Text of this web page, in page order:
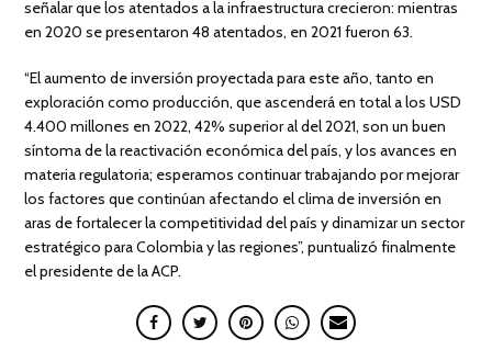
señalar que los atentados a la infraestructura crecieron: mientras
en 2020 se presentaron 48 atentados, en 2021 fueron 63.
“El aumento de inversión proyectada para este año, tanto en
exploración como producción, que ascenderá en total a los USD
4.400 millones en 2022, 42% superior al del 2021, son un buen
síntoma de la reactivación económica del país, y los avances en
materia regulatoria; esperamos continuar trabajando por mejorar
los factores que continúan afectando el clima de inversión en
aras de fortalecer la competitividad del país y dinamizar un sector
estratégico para Colombia y las regiones”, puntualizó finalmente
el presidente de la ACP.